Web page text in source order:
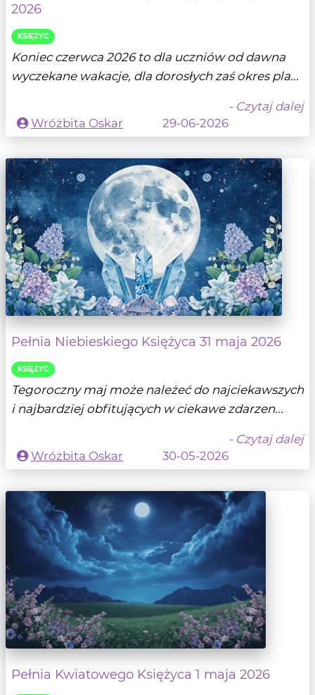
2026
KSIĘŻYC
Koniec czerwca 2026 to dla uczniów od dawna
wyczekane wakacje, dla dorosłych zaś okres pla...
- Czytaj dalej
Wróżbita Oskar
29-06-2026
Pełnia Niebieskiego Księżyca 31 maja 2026
KSIĘŻYC
Tegoroczny maj może należeć do najciekawszych
i najbardziej obfitujących w ciekawe zdarzen...
- Czytaj dalej
Wróżbita Oskar
30-05-2026
Pełnia Kwiatowego Księżyca 1 maja 2026